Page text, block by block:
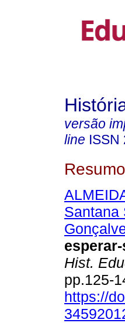
versão
line ISSN
Resumo
Santana
Hist.
pp.125-
https://